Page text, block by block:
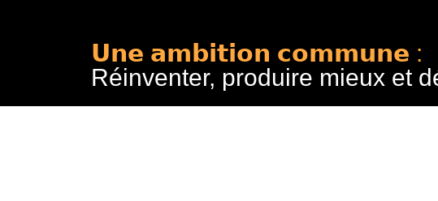
𝗨𝗻𝗲 𝗮𝗺𝗯𝗶𝘁𝗶𝗼𝗻 𝗰𝗼𝗺𝗺𝘂𝗻𝗲 :
Réinventer, produire mieux et